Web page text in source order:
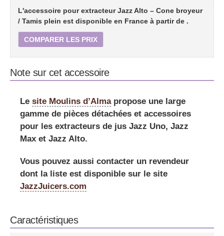
L'accessoire pour extracteur Jazz Alto – Cone broyeur
/ Tamis plein est disponible en France à partir de .
COMPARER LES PRIX
Note sur cet accessoire
Le site Moulins d’Almapropose une large
gamme de pièces détachées et accessoires
pour les extracteurs de jus Jazz Uno, Jazz
Max et Jazz Alto.
Vous pouvez aussi contacter un revendeur
dont la liste est disponible sur le site
JazzJuicers.com
Caractéristiques